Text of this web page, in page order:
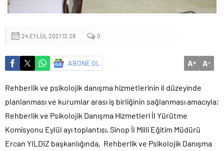
Sığacık’tan güçlü mesaj: “Deniz bizim, Sığacık hepimizin”
24 EYLÜL 2021 13:28 0
ABONE OL A+ A-
Rehberlik ve psikolojik danışma hizmetlerinin il düzeyinde
planlanması ve kurumlar arası iş birliğinin sağlanması amacıyla;
Rehberlik ve Psikolojik Danışma Hizmetleri İl Yürütme
Komisyonu Eylül ayı toplantısı, Sinop İl Milli Eğitim Müdürü
Ercan YILDIZ başkanlığında, Rehberlik ve Psikolojik Danışma